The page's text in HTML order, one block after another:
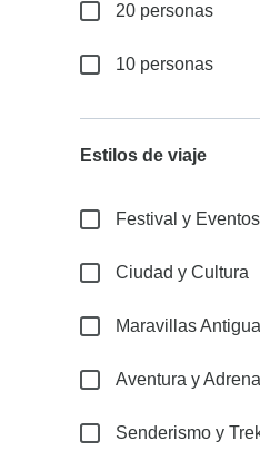
20 personas
10 personas
Estilos de viaje
Festival y Eventos
Ciudad y Cultura
Maravillas
Aventura y
Senderismo y